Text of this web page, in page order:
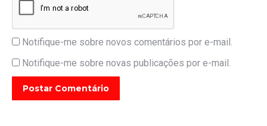
Notifique-me sobre novos comentários por e-mail.
Notifique-me sobre novas publicações por e-mail.
Postar Comentário